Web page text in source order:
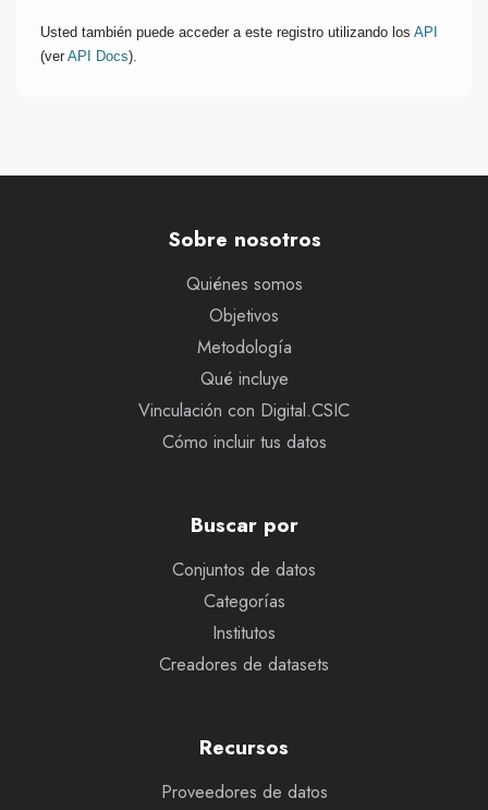
Usted también puede acceder a este registro utilizando los API
(ver API Docs).
Sobre nosotros
Quiénes somos
Objetivos
Metodología
Qué incluye
Vinculación con Digital.CSIC
Cómo incluir tus datos
Buscar por
Conjuntos de datos
Categorías
Institutos
Creadores de datasets
Recursos
Proveedores de datos